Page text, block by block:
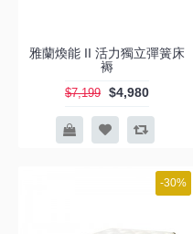
雅蘭煥能 II 活力獨立彈簧床
褥
$7,199 $4,980
-30%